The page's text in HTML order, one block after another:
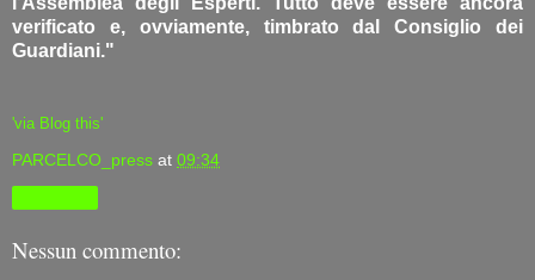
verificato e, ovviamente, timbrato dal Consiglio dei
Guardiani."
'via Blog this'
PARCELCO_press at 09:34
Nessun commento: